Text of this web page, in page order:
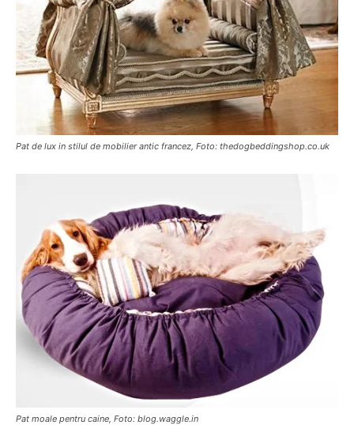
Pat de lux in stilul de mobilier antic francez, Foto: thedogbeddingshop.co.uk
Pat moale pentru caine, Foto: blog.waggle.in